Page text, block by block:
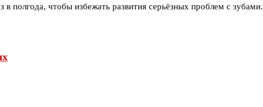
полгода, чтобы избежать развития серьёзных проблем с зубами.